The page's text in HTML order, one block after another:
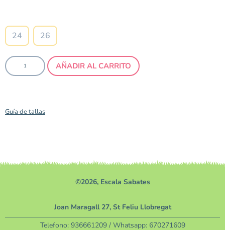
24 26
AÑADIR AL CARRITO
Guía de tallas
©2026, Escala Sabates
Joan Maragall 27, St Feliu Llobregat
Telefono: 936661209/ Whatsapp: 670271609